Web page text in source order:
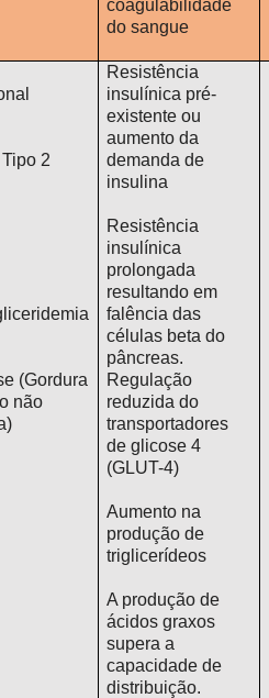
coagulabilidade
do sangue
2
(Gordura
não
Resistência
insulínica pré-
existente ou
aumento da
demanda de
insulina
Resistência
insulínica
prolongada
resultando em
falência das
células beta do
pâncreas.
Regulação
reduzida do
transportadores
de glicose 4
(GLUT-4)
Aumento na
produção de
triglicerídeos
A produção de
ácidos graxos
supera a
capacidade de
distribuição.